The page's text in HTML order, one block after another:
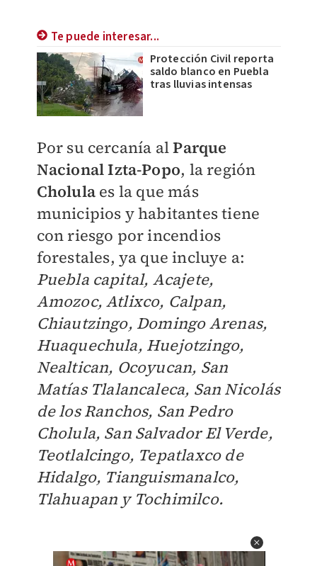
Te puede interesar...
Protección Civil reporta
saldo blanco en Puebla
tras lluvias intensas
Por su cercanía alParque
Nacional Izta-Popo, la región
Cholulaes la que más
municipios y habitantes tiene
con riesgo por incendios
forestales, ya que incluye a:
Puebla capital, Acajete,
Amozoc, Atlixco, Calpan,
Chiautzingo, Domingo Arenas,
Huaquechula, Huejotzingo,
Nealtican, Ocoyucan, San
Matías Tlalancaleca, San Nicolás
de los Ranchos, San Pedro
Cholula, San Salvador El Verde,
Teotlalcingo, Tepatlaxco de
Hidalgo, Tianguismanalco,
Tlahuapan y Tochimilco.